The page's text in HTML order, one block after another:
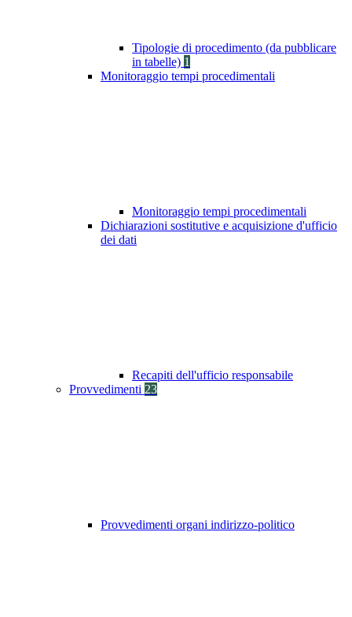
Tipologie di procedimento (da pubblicare
in tabelle) 1
Monitoraggio tempi procedimentali
Monitoraggio tempi procedimentali
Dichiarazioni sostitutive e acquisizione d'ufficio
dei dati
Recapiti dell'ufficio responsabile
Provvedimenti 23
Provvedimenti organi indirizzo-politico